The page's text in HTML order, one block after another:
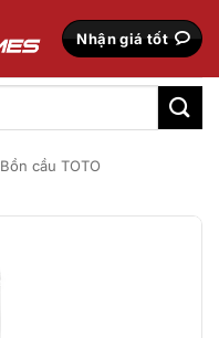
Nhận giá tốt
Bồn cầu TOTO